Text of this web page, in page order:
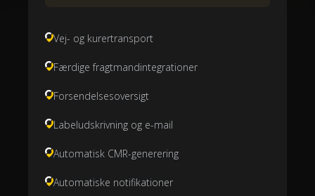
Vej- og kurertransport
Færdige fragtmandintegrationer
Forsendelsesoversigt
Labeludskrivning og e-mail
Automatisk CMR-generering
Automatiske notifikationer